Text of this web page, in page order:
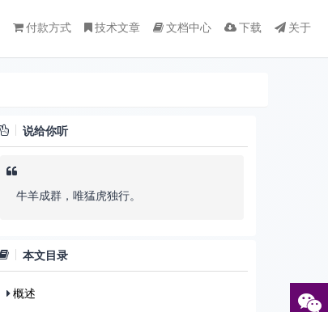
付款方式 技术文章 文档中心 下载 关于
说给你听
牛羊成群，唯猛虎独行。
本文目录
概述